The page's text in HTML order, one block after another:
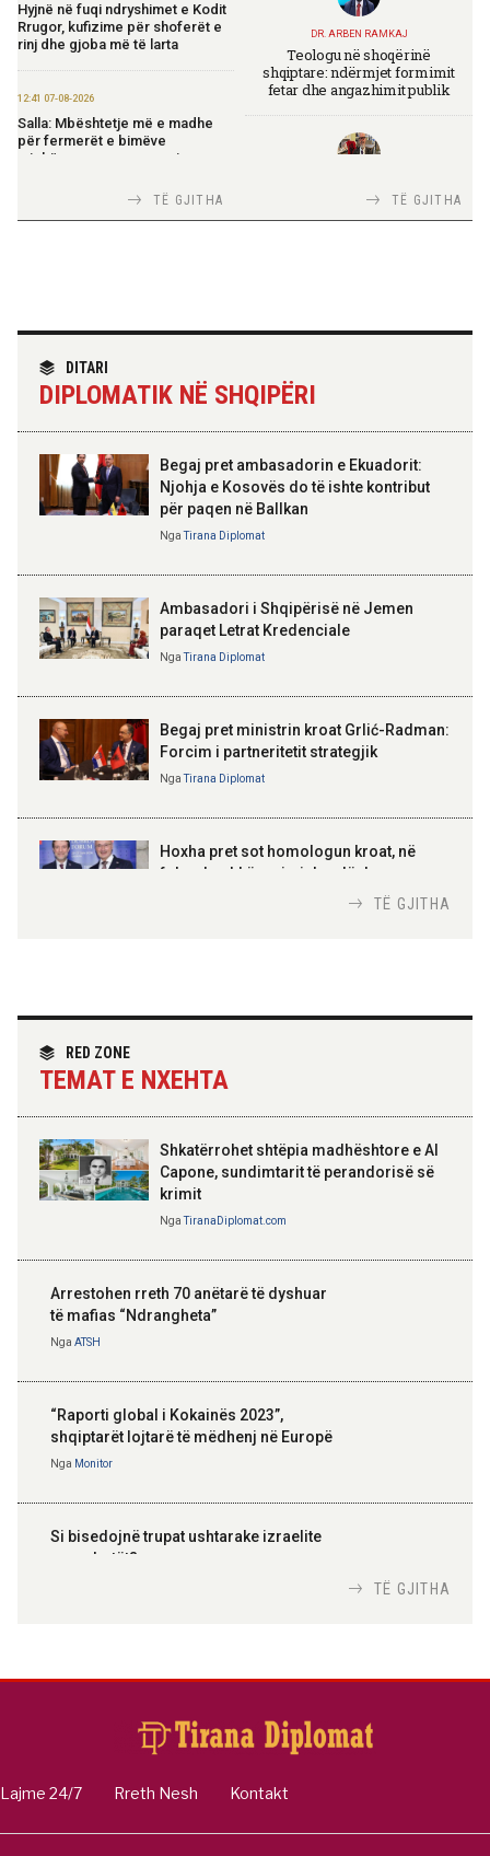
Hyjnë në fuqi ndryshimet e Kodit
Rrugor, kufizime për shoferët e
rinj dhe gjoba më të larta
12:41 07-08-2026
Salla: Mbështetje më e madhe
për fermerët e bimëve
mjekësore nga programi
Rritet me 127 miliardë lekë
qarkullimi i bizneseve në
gjashtëmujorin e parë 2026
11:44 07-08-2026
Turistët e huaj: Durrësi na
surprizoi me mikpritjen, plazhet
dhe çmimet e favorshme
Hapet për qarkullim një tjetër
segment i Korridorit VIII, vijojnë
punimet në Elbasan-Qafë Thanë
TË GJITHA
DR. ARBEN RAMKAJ
Teologu në shoqërinë
shqiptare: ndërmjet formimit
fetar dhe angazhimit publik
TIRANA DIPLOMAT
TIRANA DIPLOMAT
Skënderbeut dhe Ismail
Kosovë!
100-vjetori i themelimit të
Urdhrit të Skënderbeut
TË GJITHA
DITARI
DIPLOMATIK NË SHQIPËRI
Begaj pret ambasadorin e Ekuadorit:
Njohja e Kosovës do të ishte kontribut
për paqen në Ballkan
Nga Tirana Diplomat
Ambasadori i Shqipërisë në Jemen
paraqet Letrat Kredenciale
Nga Tirana Diplomat
Begaj pret ministrin kroat Grlić-Radman:
Forcim i partneritetit strategjik
Nga Tirana Diplomat
Hoxha pret sot homologun kroat, në
fokus bashkëpunimi dypalësh
partneritetit strategjik
TË GJITHA
RED ZONE
TEMAT E NXEHTA
Shkatërrohet shtëpia madhështore e Al
Capone, sundimtarit të perandorisë së
krimit
Nga TiranaDiplomat.com
Arrestohen rreth 70 anëtarë të dyshuar
të mafias “Ndrangheta”
Nga ATSH
“Raporti global i Kokainës 2023”,
shqiptarët lojtarë të mëdhenj në Europë
Nga Monitor
Si bisedojnë trupat ushtarake izraelite
me robotët?
inteligjente izraelite
TË GJITHA
Lajme 24/7 Rreth Nesh Kontakt